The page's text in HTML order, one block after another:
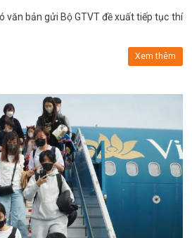
văn bản gửi Bộ GTVT đề xuất tiếp tục thí
Xem thêm